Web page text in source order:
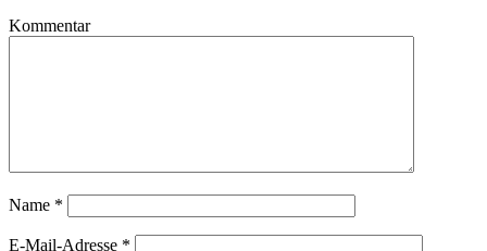
Kommentar
Name *
E-Mail-Adresse *